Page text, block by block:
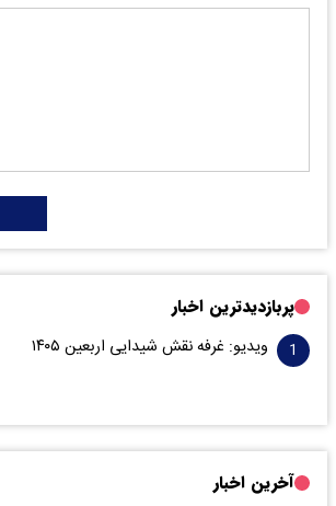
پربازدیدترین اخبار
ویدیو: غرفه نقش شیدایی اربعین ۱۴۰۵
آخرین اخبار